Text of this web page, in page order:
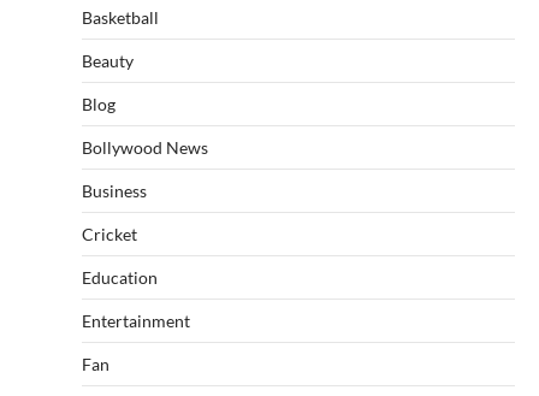
Basketball
Beauty
Blog
Bollywood News
Business
Cricket
Education
Entertainment
Fan